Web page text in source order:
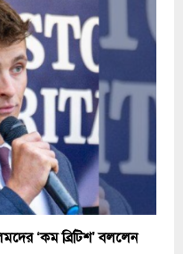
‘কম ব্রিটিশ’ বললেন